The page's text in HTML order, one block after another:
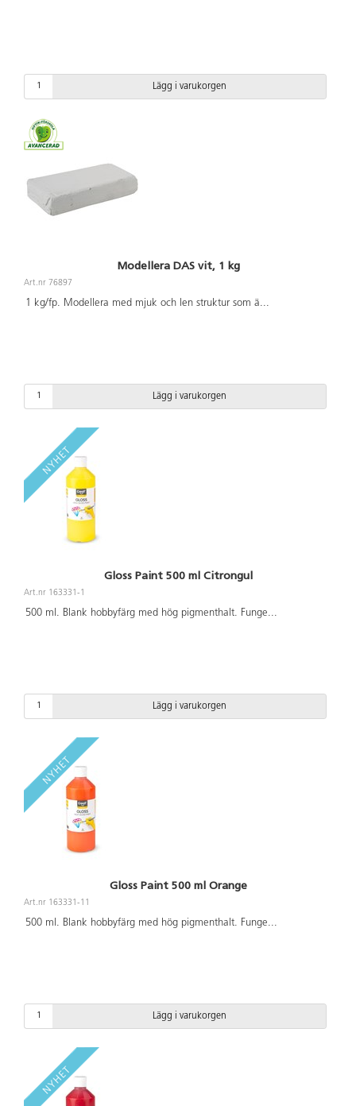
Lägg i varukorgen
Modellera DAS vit, 1 kg
Art.nr 76897
1 kg/fp. Modellera med mjuk och len struktur som ä...
Lägg i varukorgen
Gloss Paint 500 ml Citrongul
Art.nr 163331-1
500 ml. Blank hobbyfärg med hög pigmenthalt. Funge...
Lägg i varukorgen
Gloss Paint 500 ml Orange
Art.nr 163331-11
500 ml. Blank hobbyfärg med hög pigmenthalt. Funge...
Lägg i varukorgen